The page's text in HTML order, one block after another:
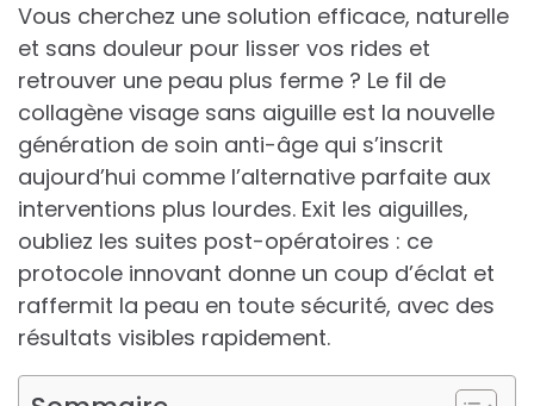
Vous cherchez une solution efficace, naturelle
et sans douleur pour lisser vos rides et
retrouver une peau plus ferme ? Le fil de
collagène visage sans aiguille est la nouvelle
génération de soin anti-âge qui s’inscrit
aujourd’hui comme l’alternative parfaite aux
interventions plus lourdes. Exit les aiguilles,
oubliez les suites post-opératoires : ce
protocole innovant donne un coup d’éclat et
raffermit la peau en toute sécurité, avec des
résultats visibles rapidement.